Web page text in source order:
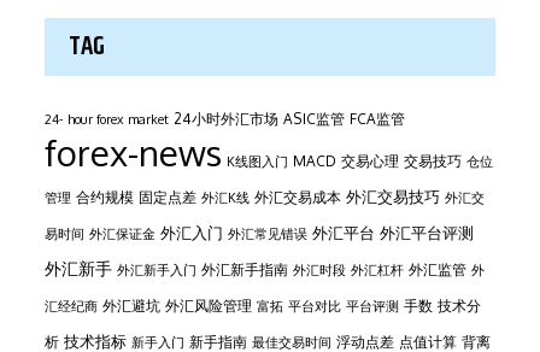
TAG
24- hour forex market 24小时外汇市场 ASIC监管 FCA监管
forex-news K线图入门 MACD 交易心理 交易技巧 仓位
管理 合约规模 固定点差 外汇K线 外汇交易成本 外汇交易技巧 外汇交
易时间 外汇保证金 外汇入门 外汇常见错误 外汇平台 外汇平台评测
外汇新手 外汇新手入门 外汇新手指南 外汇时段 外汇杠杆 外汇监管 外
汇经纪商 外汇避坑 外汇风险管理 富拓 平台对比 平台评测 手数 技术分
析 技术指标 新手入门 新手指南 最佳交易时间 浮动点差 点值计算 背离